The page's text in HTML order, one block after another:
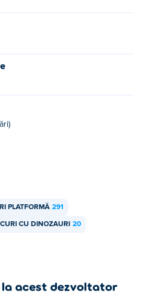
PLATFORMĂ 291
CU DINOZAURI 20
la acest dezvoltator